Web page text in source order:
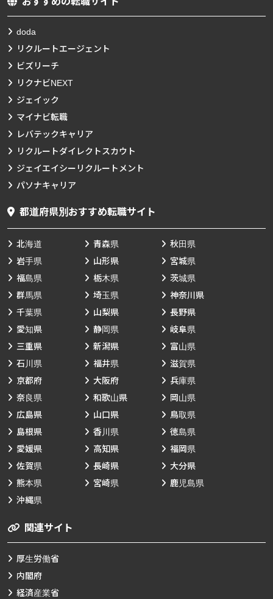
doda
リクルートエージェント
ビズリーチ
リクナビNEXT
ジェイック
マイナビ転職
レバテックキャリア
リクルートダイレクトスカウト
ジェイエイシーリクルートメント
パソナキャリア
都道府県別おすすめ転職サイト
北海道 青森県
秋田県
岩手県
山形県
宮城県
福島県
栃木県
茨城県
群馬県
埼玉県
神奈川県
千葉県
山梨県
長野県
愛知県
静岡県
岐阜県
三重県
新潟県
富山県
石川県
福井県
滋賀県
京都府
大阪府
兵庫県
奈良県
和歌山県
岡山県
広島県
山口県
鳥取県
島根県
香川県
徳島県
愛媛県
高知県
福岡県
佐賀県
長崎県
大分県
熊本県
宮崎県
鹿児島県
沖縄県
関連サイト
厚生労働省
内閣府
経済産業省